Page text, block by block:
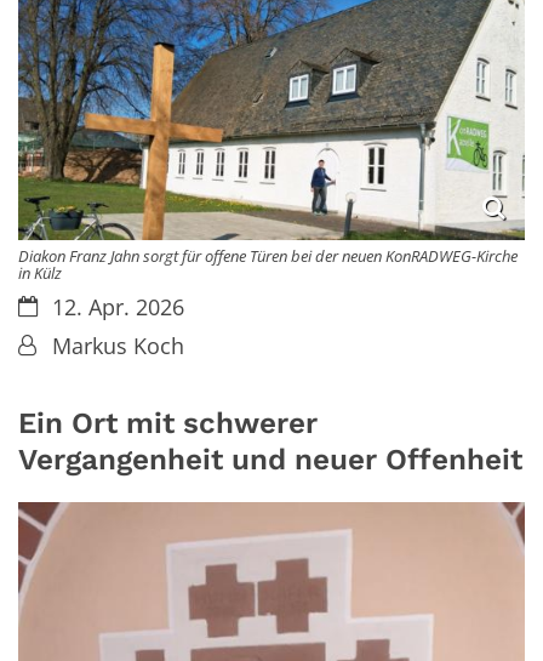
Diakon Franz Jahn sorgt für offene Türen bei der neuen KonRADWEG-Kirche
in Külz
Datum:12. Apr. 2026
Von:Markus Koch
Ein Ort mit schwerer
Vergangenheit und neuer Offenheit